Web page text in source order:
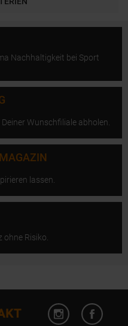
Nachhaltigkeit bei Sport
Wunschfiliale abholen.
lassen.
ohne Risiko.
Instagram